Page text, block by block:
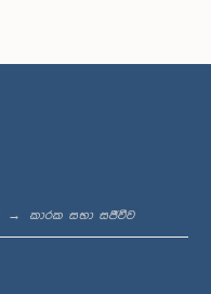
කාරක සභා සජීවීව